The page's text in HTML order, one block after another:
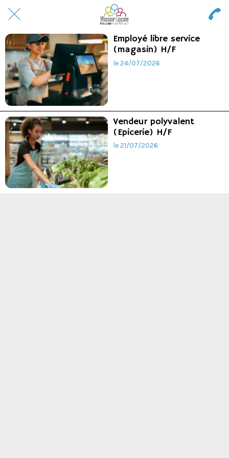
Employé libre service
(magasin) H/F
le 24/07/2026
Vendeur polyvalent
(Epicerie) H/F
le 21/07/2026